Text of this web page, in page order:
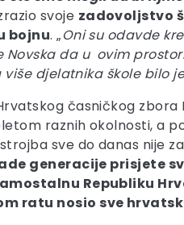
svoje zadovoljstvo
bojnu. „Oni su odavde
Novska da u ovim
više djelatnika škole bilo
časničkog
raznih okolnosti, a
sve do danas nije
generacije prisjete
Republiku
ratu nosio sve